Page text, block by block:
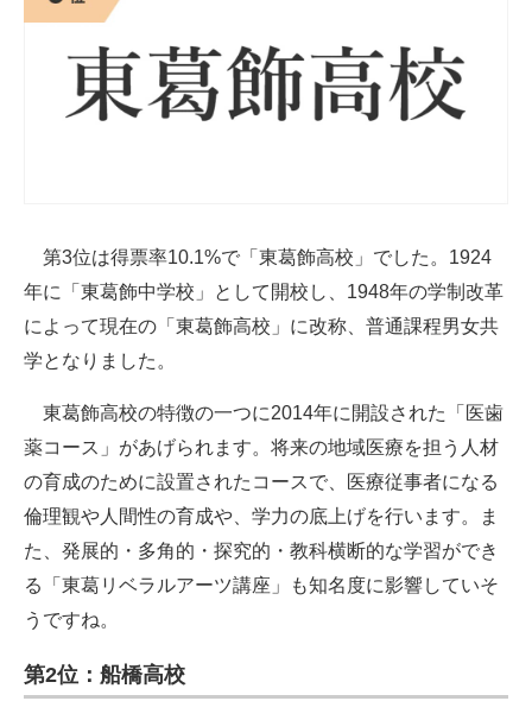
第3位は得票率10.1%で「東葛飾高校」でした。1924
年に「東葛飾中学校」として開校し、1948年の学制改革
によって現在の「東葛飾高校」に改称、普通課程男女共
学となりました。
東葛飾高校の特徴の一つに2014年に開設された「医歯
薬コース」があげられます。将来の地域医療を担う人材
の育成のために設置されたコースで、医療従事者になる
倫理観や人間性の育成や、学力の底上げを行います。ま
た、発展的・多角的・探究的・教科横断的な学習ができ
る「東葛リベラルアーツ講座」も知名度に影響していそ
うですね。
第2位：船橋高校